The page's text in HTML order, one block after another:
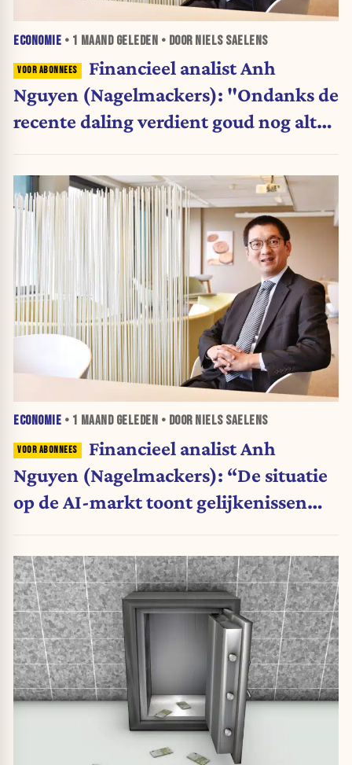
ECONOMIE • 1 MAANDGELEDEN • DOOR NIELS SAELENS
Financieel analist Anh
Nguyen (Nagelmackers): "Ondanks de
recente daling verdient goud nog altijd
ECONOMIE • 1 MAANDGELEDEN • DOOR NIELS SAELENS
Financieel analist Anh
Nguyen (Nagelmackers): “De situatie
op de AI-markt toont gelijkenissen